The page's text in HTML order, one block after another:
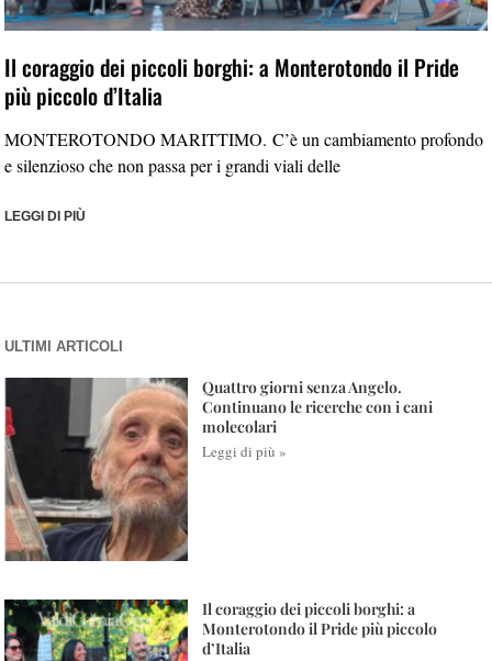
Il coraggio dei piccoli borghi: a Monterotondo il Pride
più piccolo d’Italia
MONTEROTONDO MARITTIMO. C’è un cambiamento profondo
e silenzioso che non passa per i grandi viali delle
LEGGI DI PIÙ
ULTIMI ARTICOLI
Quattro giorni senza Angelo.
Continuano le ricerche con i cani
molecolari
Leggi di più »
Il coraggio dei piccoli borghi: a
Monterotondo il Pride più piccolo
d’Italia